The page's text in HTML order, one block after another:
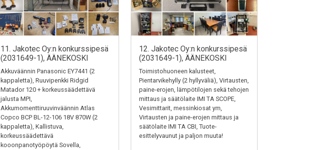
11. Jakotec Oy:n konkurssipesä
(2031649-1), ÄÄNEKOSKI
Akkuväännin Panasonic EY7441 (2
kappaletta), Ruuvipenkki Ridgid
Matador 120 + korkeussäädettävä
jalusta MPI,
Akkumomenttiruuvinväännin Atlas
Copco BCP BL-12-106 18V 870W (2
kappaletta), Kallistuva,
korkeussäädettävä
kooonpanotyöpöytä Sovella,
12. Jakotec Oy:n konkurssipesä
(2031649-1), ÄÄNEKOSKI
Toimistohuoneen kalusteet,
Pientarvikehylly (2 hyllyväliä), Virtausten,
paine-erojen, lämpötilojen sekä tehojen
mittaus ja säätölaite IMI TA SCOPE,
Vesimittarit, messinkiosat ym,
Virtausten ja paine-erojen mittaus ja
säätölaite IMI TA CBI, Tuote-
esittelyvaunut ja paljon muuta!